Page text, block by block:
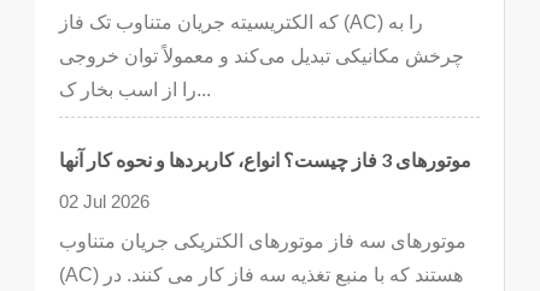
که الکتریسیته جریان متناوب تک فاز (AC) را به
چرخش مکانیکی تبدیل می‌کند و معمولاً توان خروجی
را از اسب بخار ک...
موتورهای 3 فاز چیست؟ انواع، کاربردها و نحوه کار آنها
02 Jul 2026
موتورهای سه فاز موتورهای الکتریکی جریان متناوب
(AC) هستند که با منبع تغذیه سه فاز کار می کنند. در